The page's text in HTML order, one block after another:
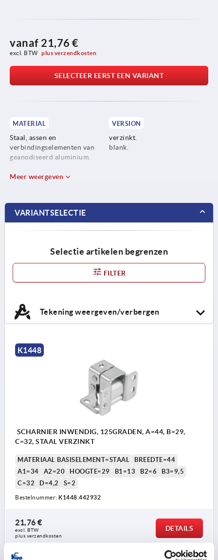
vanaf 21,76 €
excl. BTW plus verzendkosten
SELECTEER EERST EEN VARIANT
MATERIAL
Staal, assen en
verbindingselementen van
geanodiseerd aluminium.
RVS 1.4404, assen en
VERSION
verzinkt.
blank.
Meer weergeven
VARIANTSELECTIE
Selectie artikelen begrenzen
FILTER
Tekening weergeven/verbergen
K1448
SCHARNIER INWENDIG, 125GRADEN, A=44, B=29,
C=32, STAAL VERZINKT
MATERIAAL BASISELEMENT=STAAL
BREEDTE=44
A1=34
A2=20 HOOGTE=29 B1=13 B2=6
B3=9,5
C=32
D=4,2 S=2
Bestelnummer: K1448.442932
21,76 €
excl. BTW
plus verzendkosten
DETAILS